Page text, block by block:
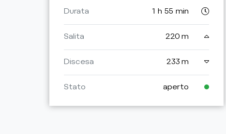
Durata 1 h 55 min
Salita 220 m
Discesa 233 m
Stato aperto